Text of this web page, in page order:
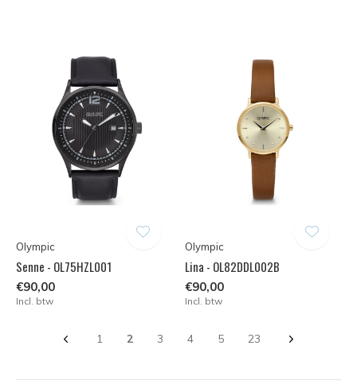
Olympic
Senne - OL75HZL001
€90,00
Incl. btw
Olympic
Lina - OL82DDL002B
€90,00
Incl. btw
1 2 3 4 5 23